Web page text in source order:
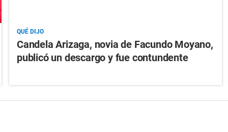
QUÉ DIJO
Candela Arizaga, novia de Facundo Moyano,
publicó un descargo y fue contundente